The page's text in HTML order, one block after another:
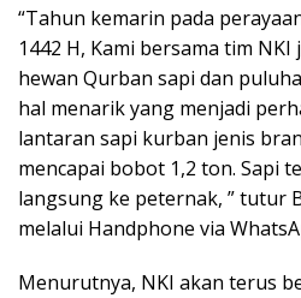
“Tahun kemarin pada
1442 H, Kami bersama tim
hewan Qurban sapi dan
hal menarik yang menjadi
lantaran sapi kurban jenis
mencapai bobot 1,2 ton. Sapi
langsung ke peternak, ” tutur
melalui Handphone via
Menurutnya, NKI akan terus